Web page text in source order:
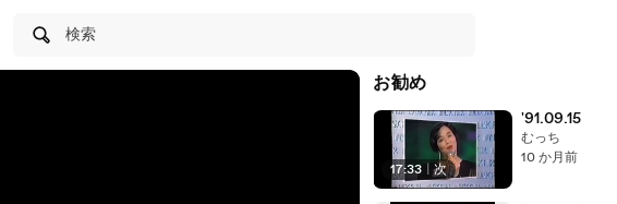
検索
お勧め
17:33 次
'91.09.15
むっち
10 か月前